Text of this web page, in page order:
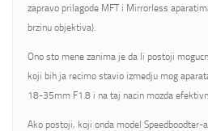
zapravo prilagode MFT i Mirrorless
brzinu objektiva).
Ono sto mene zanima je da li postoji
koji bih ja recimo stavio izmedju mog
18-35mm F1.8 i na taj nacin mozda
Ako postoji, koji onda model Speedboodter-